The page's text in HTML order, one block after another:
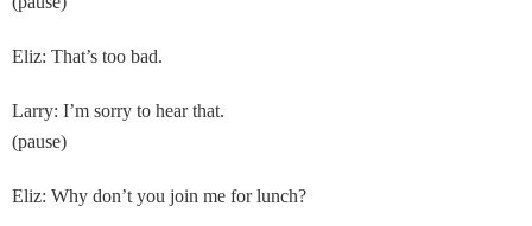
Eliz: That’s too bad.
Larry: I’m sorry to hear that.
(pause)
Eliz: Why don’t you join me for lunch?